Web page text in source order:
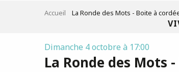
Accueil La Ronde des Mots - Boite à
Dimanche 4 octobre à 17:00
La Ronde des Mots